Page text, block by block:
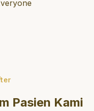
Pasien Kami